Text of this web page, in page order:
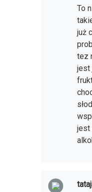
To
już
tez
jest
jest